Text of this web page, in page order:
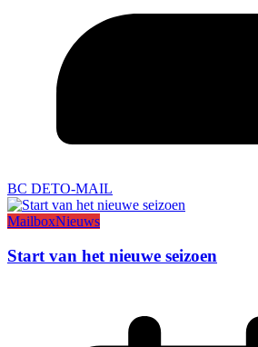
BC DETO-MAIL
MailboxNieuws
Start van het nieuwe seizoen